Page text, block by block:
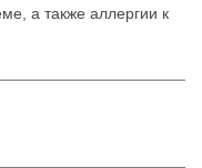
а также аллергии к